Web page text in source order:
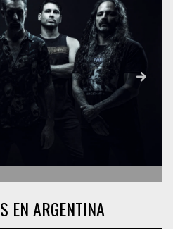
EN ARGENTINA